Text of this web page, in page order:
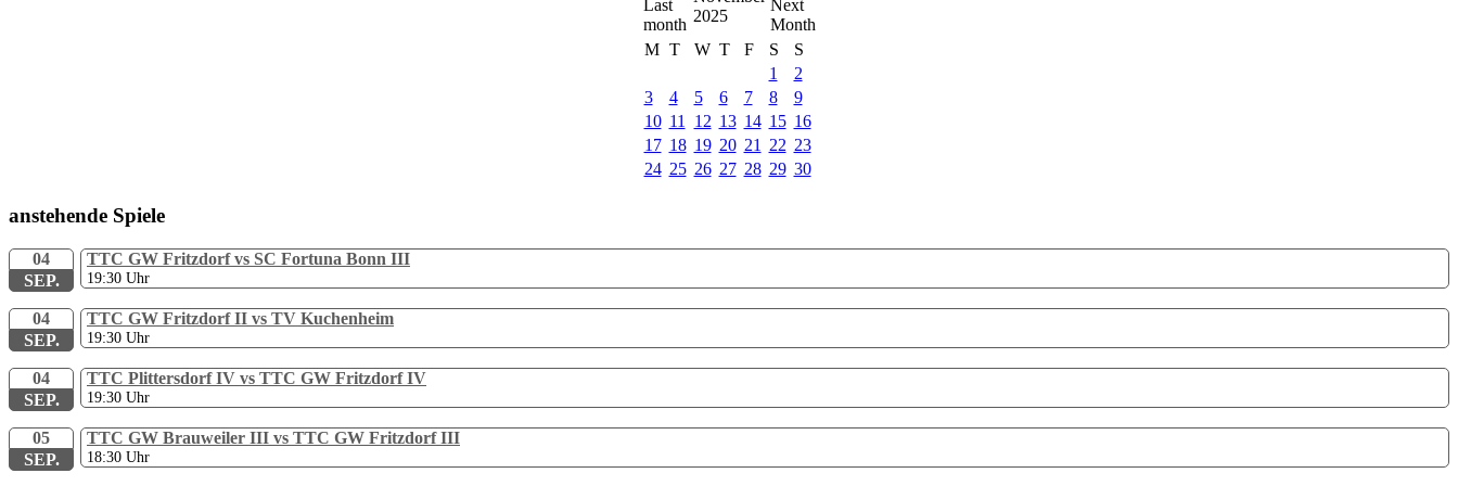
2025
M T W T F S
S
1
2
3
4 5 6 7 8
9
10 11 12 13 14 15 16
17 18 19 20 21 22 23
24 25 26 27 28 29 30
anstehende Spiele
04
SEP.
TTC GW Fritzdorf vs SC Fortuna Bonn III
19:30 Uhr
04
SEP.
TTC GW Fritzdorf II vs TV Kuchenheim
19:30 Uhr
04
SEP.
TTC Plittersdorf IV vs TTC GW Fritzdorf IV
19:30 Uhr
05
SEP.
TTC GW Brauweiler III vs TTC GW Fritzdorf III
18:30 Uhr